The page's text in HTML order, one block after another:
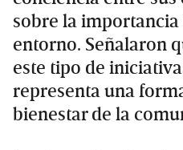
sobre la
entorno. Señalaron
este tipo de
representa una
bienestar de la